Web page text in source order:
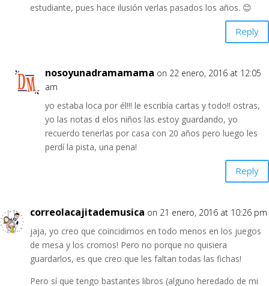
estudiante, pues hace ilusión verlas pasados los años. 😊
Reply
nosoyunadramamama on 22 enero, 2016 at 12:05
am
yo estaba loca por él!!! le escribía cartas y todo!! ostras,
yo las notas d elos niños las estoy guardando, yo
recuerdo tenerlas por casa con 20 años pero luego les
perdí la pista, una pena!
Reply
correolacajitademusica on 21 enero, 2016 at 10:26 pm
jaja, yo creo que coincidimos en todo menos en los juegos
de mesa y los cromos! Pero no porque no quisiera
guardarlos, es que creo que les faltan todas las fichas!
Pero sí que tengo bastantes libros (alguno heredado de mi